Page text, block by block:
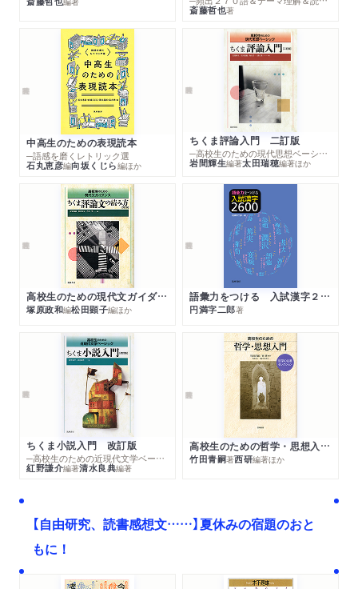
斎藤哲也著
中高生のための表現読本
─語感を磨くレトリック選
石丸恵彦編向坂くじら編ほか
ちくま評論入門 二訂版
─高校生のための現代思想ベーシック
岩間輝生編著太田瑞穂編著ほか
高校生のための現代文ガイダンス ちくま評論文の読み方 改訂版
塚原政和編松田顕子編ほか
語彙力をつける 入試漢字２６００
円満字二郎著
ちくま小説入門 改訂版
─高校生のための近現代文学ベーシック
紅野謙介編著清水良典編著
高校生のための哲学・思想入門 哲学の名著セレクション
竹田青嗣著西研編著ほか
【自由研究、読書感想文……】夏休みの宿題のおと
もに！